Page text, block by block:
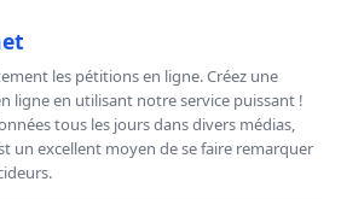
les pétitions en ligne. Créez une
ligne en utilisant notre service puissant !
tous les jours dans divers médias,
un excellent moyen de se faire remarquer